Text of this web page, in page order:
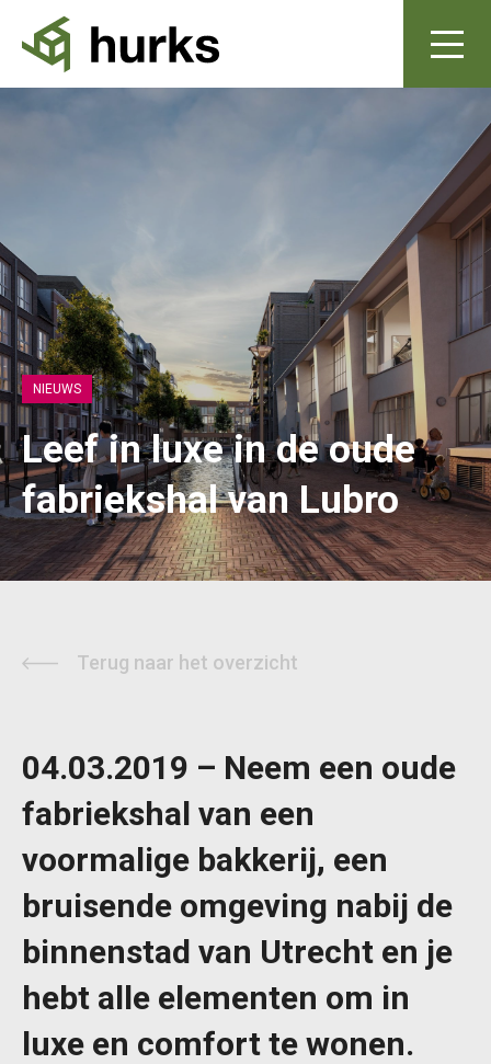
NIEUWS
Leef in luxe in de oude
fabriekshal van Lubro
Terug naar het overzicht
04.03.2019 – Neem een oude
fabriekshal van een
voormalige bakkerij, een
bruisende omgeving nabij de
binnenstad van Utrecht en je
hebt alle elementen om in
luxe en comfort te wonen.